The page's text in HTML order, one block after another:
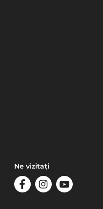
Ne vizitați